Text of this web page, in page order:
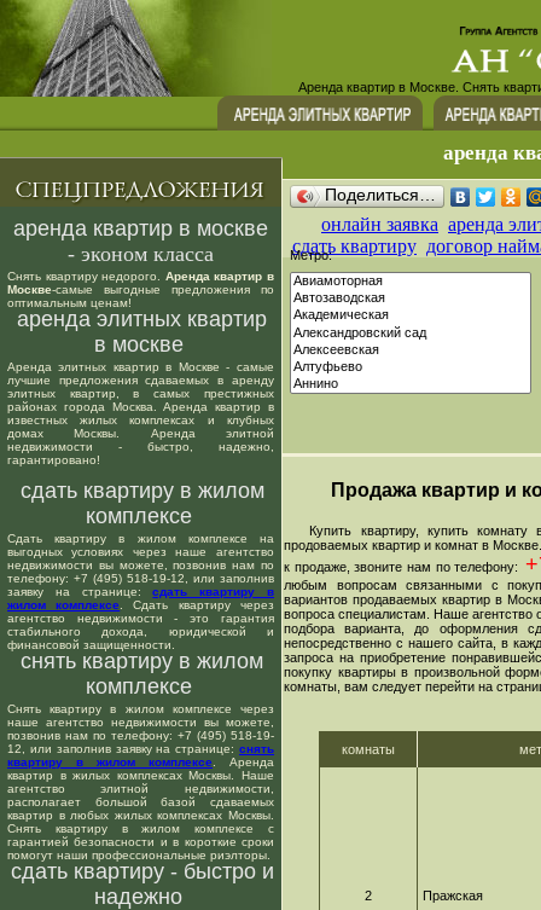
Аренда квартир в Москве. Снять
аренда
аренда квартир в москве
- эконом класса
Снять квартиру недорого. Аренда квартир в
Москве-самые выгодные предложения по
оптимальным ценам!
аренда элитных квартир
в москве
Аренда элитных квартир в Москве - самые
лучшие предложения сдаваемых в аренду
элитных квартир, в самых престижных
районах города Москва. Аренда квартир в
известных жилых комплексах и клубных
домах Москвы. Аренда элитной
недвижимости - быстро, надежно,
гарантировано!
сдать квартиру в жилом
комплексе
Сдать квартиру в жилом комплексе на
выгодных условиях через наше агентство
недвижимости вы можете, позвонив нам по
телефону: +7 (495) 518-19-12, или заполнив
заявку на странице:сдать квартиру в
жилом комплексе . Сдать квартиру через
агентство недвижимости - это гарантия
стабильного дохода, юридической и
финансовой защищенности.
снять квартиру в жилом
комплексе
Снять квартиру в жилом комплексе через
наше агентство недвижимости вы можете,
позвонив нам по телефону: +7 (495) 518-19-
12, или заполнив заявку на странице: снять
квартиру в жилом комплексе . Аренда
квартир в жилых комплексах Москвы. Наше
агентство элитной недвижимости,
располагает большой базой сдаваемых
квартир в любых жилых комплексах Москвы.
Снять квартиру в жилом комплексе с
гарантией безопасности и в короткие сроки
помогут наши профессиональные риэлторы.
сдать квартиру - быстро и
надежно
Поделиться…
онлайн заявка аренда
сдать квартиру договор
Метро:
Продажа квартир и
Купить квартиру, купить комнату
продоваемых квартир и комнат в
к продаже, звоните нам по телефону:
любым вопросам связанными с
вариантов продаваемых квартир в
вопроса специалистам. Наше агентство
подбора варианта, до оформления
непосредственно с нашего сайта, в
запроса на приобретение
покупку квартиры в произвольной
комнаты, вам следует перейти на
комнаты
2 Пражская